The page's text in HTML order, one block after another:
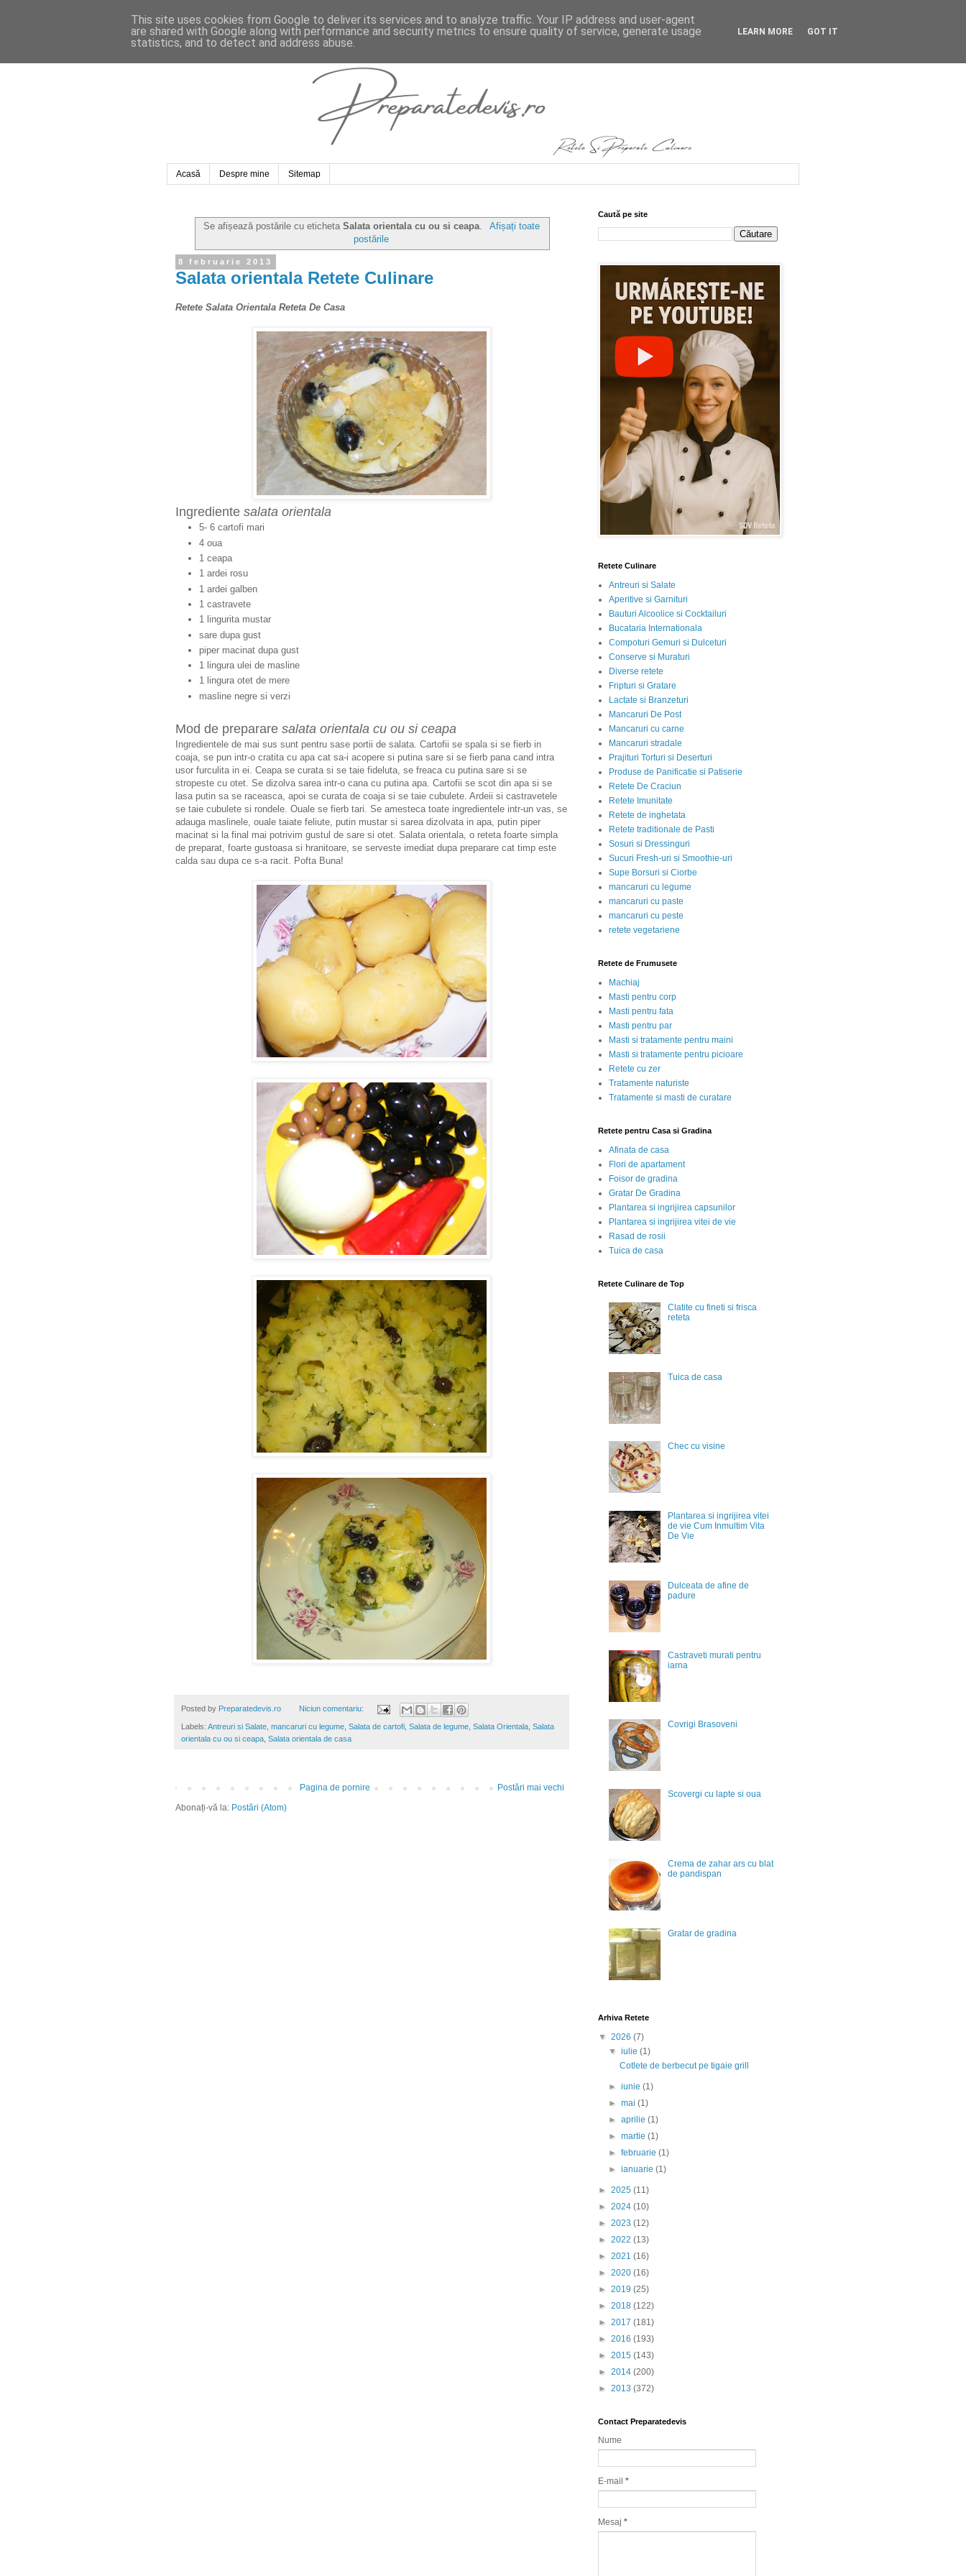
Acasă Despre mine Sitemap
Se afișează postările cu etichetaSalata orientala cu ou si ceapa.
Afișați toate
postările
8 februarie 2013
Salata orientala Retete Culinare
Retete Salata Orientala Reteta De Casa
Ingrediente salata orientala
5- 6 cartofi mari
4 oua
1 ceapa
1 ardei rosu
1 ardei galben
1 castravete
1 lingurita mustar
sare dupa gust
piper macinat dupa gust
1 lingura ulei de masline
1 lingura otet de mere
masline negre si verzi
Mod de preparare salata orientala cu ou si ceapa
Ingredientele de mai sus sunt pentru sase portii de salata. Cartofii se spala si se fierb in
coaja, se pun intr-o cratita cu apa cat sa-i acopere si putina sare si se fierb pana cand intra
usor furculita in ei. Ceapa se curata si se taie fideluta, se freaca cu putina sare si se
stropeste cu otet. Se dizolva sarea intr-o cana cu putina apa. Cartofii se scot din apa si se
lasa putin sa se raceasca, apoi se curata de coaja si se taie cubulete. Ardeii si castravetele
se taie cubulete si rondele. Ouale se fierb tari. Se amesteca toate ingredientele intr-un vas, se
adauga maslinele, ouale taiate feliute, putin mustar si sarea dizolvata in apa, putin piper
macinat si la final mai potrivim gustul de sare si otet. Salata orientala, o reteta foarte simpla
de preparat, foarte gustoasa si hranitoare, se serveste imediat dupa preparare cat timp este
calda sau dupa ce s-a racit. Pofta Buna!
Posted by Preparatedevis.ro Niciun comentariu:
Labels: Antreuri si Salate mancaruri cu legume Salata de cartofi Salata de legume Salata Orientala Salata
orientala cu ou si ceapa Salata orientala de casa
Postări mai vechi
Pagina de pornire
Abonați-vă la: Postări (Atom)
Caută pe site
Retete Culinare
Antreuri si Salate
Aperitive si Garnituri
Bauturi Alcoolice si Cocktailuri
Bucataria Internationala
Compoturi Gemuri si Dulceturi
Conserve si Muraturi
Diverse retete
Fripturi si Gratare
Lactate si Branzeturi
Mancaruri De Post
Mancaruri cu carne
Mancaruri stradale
Prajituri Torturi si Deserturi
Produse de Panificatie si Patiserie
Retete De Craciun
Retete Imunitate
Retete de inghetata
Retete traditionale de Pasti
Sosuri si Dressinguri
Sucuri Fresh-uri si Smoothie-uri
Supe Borsuri si Ciorbe
mancaruri cu legume
mancaruri cu paste
mancaruri cu peste
retete vegetariene
Retete de Frumusete
Machiaj
Masti pentru corp
Masti pentru fata
Masti pentru par
Masti si tratamente pentru maini
Masti si tratamente pentru picioare
Retete cu zer
Tratamente naturiste
Tratamente si masti de curatare
Retete pentru Casa si Gradina
Afinata de casa
Flori de apartament
Foisor de gradina
Gratar De Gradina
Plantarea si ingrijirea capsunilor
Plantarea si ingrijirea vitei de vie
Rasad de rosii
Tuica de casa
Retete Culinare de Top
Clatite cu fineti si frisca
reteta
Tuica de casa
Chec cu visine
Plantarea si ingrijirea vitei
de vie Cum Inmultim Vita
De Vie
Dulceata de afine de
padure
Castraveti murati pentru
iarna
Covrigi Brasoveni
Scovergi cu lapte si oua
Crema de zahar ars cu blat
de pandispan
Gratar de gradina
Arhiva Retete
▼ 2026 (7)
▼iulie(1)
Cotlete de berbecut pe tigaie grill
►iunie(1)
►mai(1)
►aprilie(1)
►martie(1)
►februarie(1)
►ianuarie(1)
► 2025 (11)
► 2024 (10)
► 2023 (12)
► 2022 (13)
► 2021 (16)
► 2020 (16)
► 2019 (25)
► 2018 (122)
► 2017 (181)
► 2016 (193)
► 2015 (143)
► 2014 (200)
► 2013 (372)
Contact Preparatedevis
Nume
E-mail *
Mesaj *
This site uses cookies from Google to deliver its services and to analyze traffic. Your IP address and user-agent
are shared with Google along with performance and security metrics to ensure quality of service, generate usage
statistics, and to detect and address abuse.
LEARN MORE GOT IT